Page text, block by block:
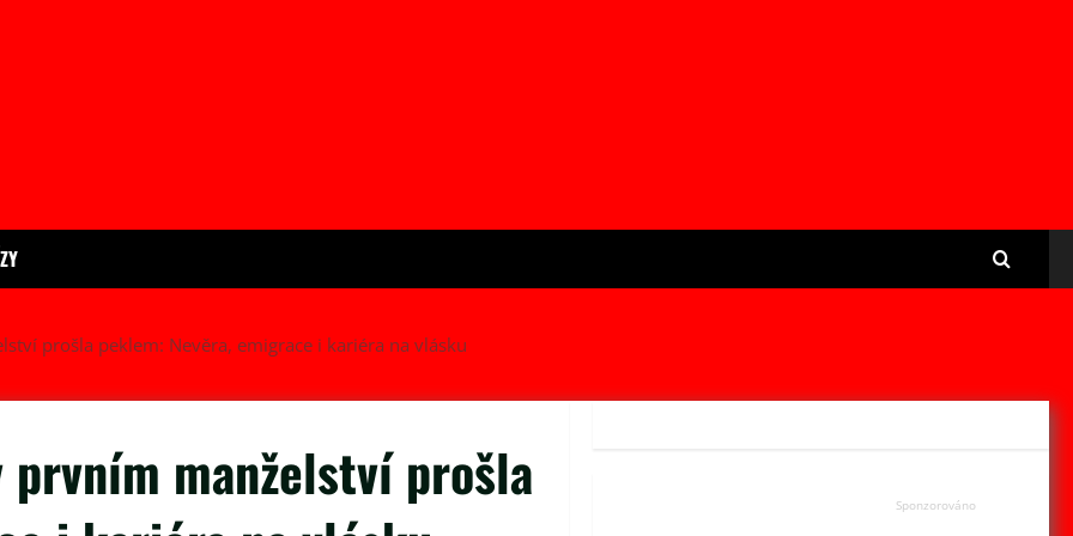
prošla peklem: Nevěra, emigrace i kariéra na vlásku
prvním manželství prošla